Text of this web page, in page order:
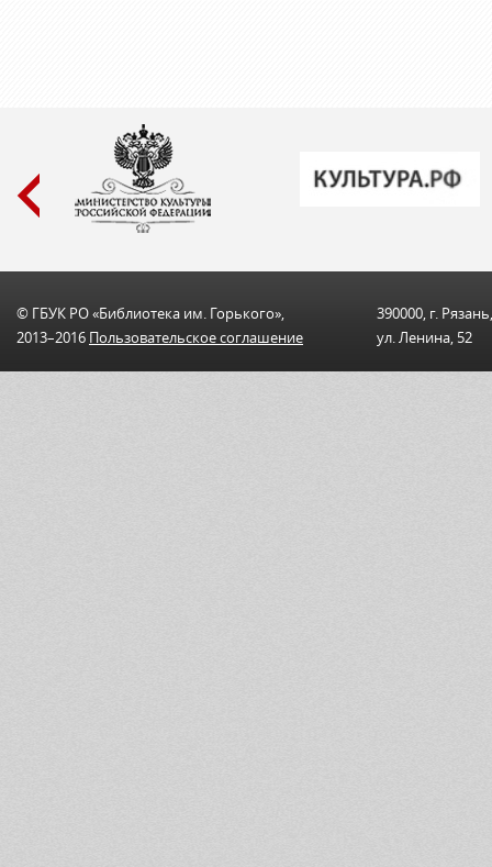
© ГБУК РО «Библиотека им. Горького»,
2013–2016 Пользовательскоe соглашениe
390000, г. Рязань,
ул. Ленина, 52